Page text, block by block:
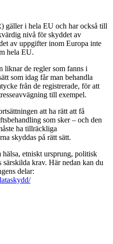
gäller i hela EU och har också till
nivå för skyddet av
av uppgifter inom Europa inte
hela EU.
liknar de regler som fanns i
som idag får man behandla
från de registrerade, för att
till exempel.
att ha rätt att få
som sker – och den
ha tillräckliga
skyddas på rätt sätt.
etniskt ursprung, politisk
krav. Här nedan kan du
delar: